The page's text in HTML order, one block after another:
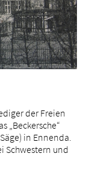
der Freien
„Beckersche“
in Ennenda.
Schwestern und